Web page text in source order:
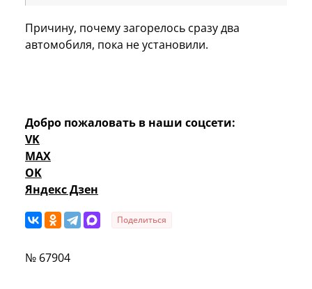
Причину, почему загорелось сразу два
автомобиля, пока не установили.
Добро пожаловать в наши соцсети:
VK
MAX
OK
Яндекс Дзен
Поделиться
№ 67904